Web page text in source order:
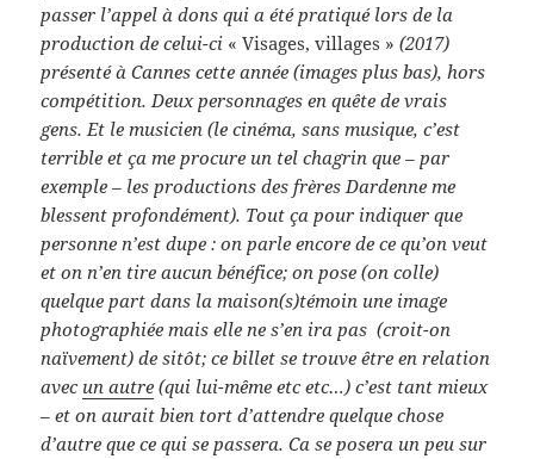
passer l’appel à dons qui a été pratiqué lors de la
production de celui-ci « Visages, villages » (2017)
présenté à Cannes cette année (images plus bas), hors
compétition. Deux personnages en quête de vrais
gens. Et le musicien (le cinéma, sans musique, c’est
terrible et ça me procure un tel chagrin que – par
exemple – les productions des frères Dardenne me
blessent profondément). Tout ça pour indiquer que
personne n’est dupe : on parle encore de ce qu’on veut
et on n’en tire aucun bénéfice; on pose (on colle)
quelque part dans la maison(s)témoin une image
photographiée mais elle ne s’en ira pas (croit-on
naïvement) de sitôt; ce billet se trouve être en relation
avec un autre (qui lui-même etc etc…) c’est tant mieux
– et on aurait bien tort d’attendre quelque chose
d’autre que ce qui se passera. Ca se posera un peu sur